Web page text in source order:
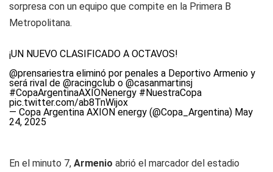
sorpresa con un equipo que compite en la Primera B
Metropolitana.
¡UN NUEVO CLASIFICADO A OCTAVOS!
@prensariestra eliminó por penales a Deportivo Armenio y
será rival de @racingclub o @casanmartinsj
#CopaArgentinaAXIONenergy #NuestraCopa
pic.twitter.com/ab8TnWijox
— Copa Argentina AXION energy (@Copa_Argentina) May
24, 2025
En el minuto 7, Armenio abrió el marcador del estadio